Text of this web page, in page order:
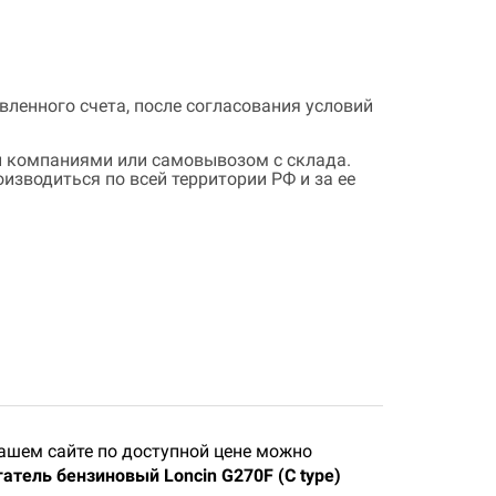
счета, после согласования условий
компаниями или самовывозом с склада.
по всей территории РФ и за ее
сайте по доступной цене можно
бензиновый Loncin G270F (C type)